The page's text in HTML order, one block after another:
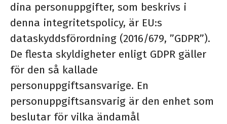
dina personuppgifter, som beskrivs i
denna integritetspolicy, är EU:s
dataskyddsförordning (2016/679, ”GDPR”).
De flesta skyldigheter enligt GDPR gäller
för den så kallade
personuppgiftsansvarige. En
personuppgiftsansvarig är den enhet som
beslutar för vilka ändamål